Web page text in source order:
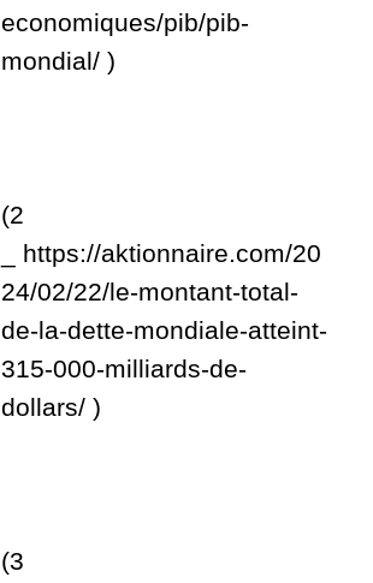
economiques/pib/pib-
mondial/ )
(2
https://aktionnaire.com/20
24/02/22/le-montant-total-
de-la-dette-mondiale-atteint-
315-000-milliards-de-
dollars/ )
(3